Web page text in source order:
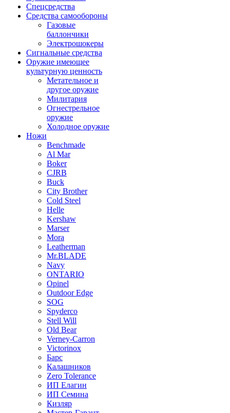
Спецсредства
Средства самообороны
Газовые
баллончики
Электрошокеры
Сигнальные средства
Оружие имеющее
культурную ценность
Метательное и
другое оружие
Милитария
Огнестрельное
оружие
Холодное оружие
Ножи
Benchmade
Al Mar
Boker
CJRB
Buck
City Brother
Cold Steel
Helle
Kershaw
Marser
Mora
Leatherman
Mr.BLADE
Navy
ONTARIO
Opinel
Outdoor Edge
SOG
Spyderco
Stell Will
Old Bear
Verney-Carron
Victorinox
Барс
Калашников
Zero Tolerance
ИП Елагин
ИП Семина
Кизляр